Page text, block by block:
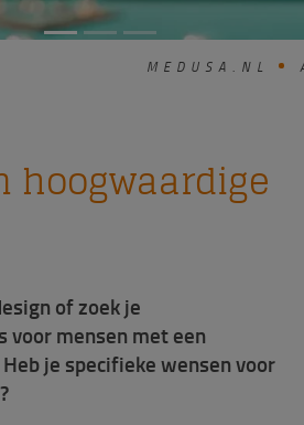
MEDUSA.NL
hoogwaardige
of zoek je
mensen met een
je specifieke wensen voor